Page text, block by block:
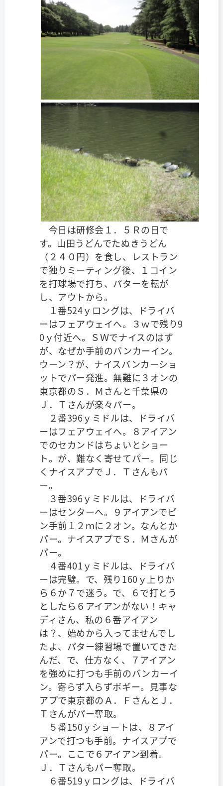
今日は研修会１．５Ｒの日で
す。山田うどんでたぬきうどん
（２４０円）を食し、レストラン
で独りミーティング後、１コイン
を打球場で打ち、パターを転が
し、アウトから。
１番524ｙロングは、ドライバ
ーはフェアウェイへ。３ｗで残り9
0ｙ付近へ。ＳＷでナイスのはず
が、なぜか手前のバンカーイン。
ウーン？が、ナイスバンカーショ
ットでパー発進。無難に３オンの
東京都のＳ．Ｍさんと千葉県の
Ｊ．Ｔさんが楽々パー。
２番396ｙミドルは、ドライバ
ーはフェアウェイへ。８アイアン
でのセカンドはちょいとショー
ト。が、難なく寄せてパー。同じ
くナイスアプでＪ．Ｔさんもパ
ー。
３番396ｙミドルは、ドライバ
ーはセンターへ。９アイアンでピ
ン手前１２ｍに２オン。なんとか
パー。ナイスアプでＳ．Ｍさんが
パー。
４番401ｙミドルは、ドライバ
ーは完璧。で、残り160ｙ上りか
ら６か７で迷う。で、６で打とう
としたら６アイアンがない！キャ
ディさん、私の６番アイアン
は？、始めから入ってませんでし
たよ、パター練習場で置いてきた
んだ、で、仕方なく、７アイアン
を強めに打つも手前のバンカーイ
ン。寄らず入らずボギー。見事な
アプで東京都のＡ．ＦさんとＪ．
Ｔさんがパー奪取。
５番150ｙショートは、８アイ
アンで打つも手前。ナイスアプで
パー。ここで６アイアン到着。
Ｊ．Ｔさんもパー奪取。
６番519ｙロングは、ドライバ